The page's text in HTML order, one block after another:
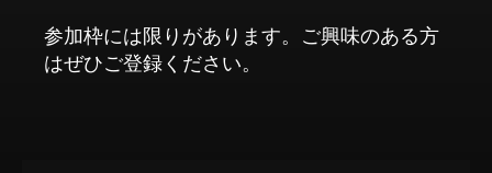
参加枠には限りがあります。ご興味のある方
はぜひご登録ください。